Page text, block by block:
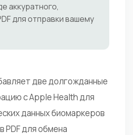
аккуратного,
для отправки вашему
две долгожданные
с Apple Health для
данных биомаркеров
PDF для обмена